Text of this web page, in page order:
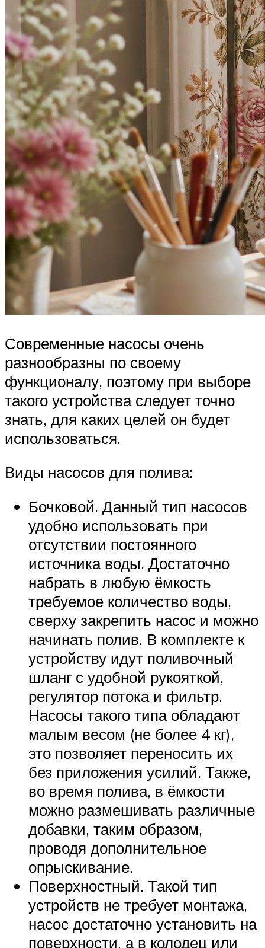
Современные насосы очень
разнообразны по своему
функционалу, поэтому при выборе
такого устройства следует точно
знать, для каких целей он будет
использоваться.
Виды насосов для полива:
Бочковой. Данный тип насосов
удобно использовать при
отсутствии постоянного
источника воды. Достаточно
набрать в любую ёмкость
требуемое количество воды,
сверху закрепить насос и можно
начинать полив. В комплекте к
устройству идут поливочный
шланг с удобной рукояткой,
регулятор потока и фильтр.
Насосы такого типа обладают
малым весом (не более 4 кг),
это позволяет переносить их
без приложения усилий. Также,
во время полива, в ёмкости
можно размешивать различные
добавки, таким образом,
проводя дополнительное
опрыскивание.
Поверхностный. Такой тип
устройств не требует монтажа,
насос достаточно установить на
поверхности, а в колодец или